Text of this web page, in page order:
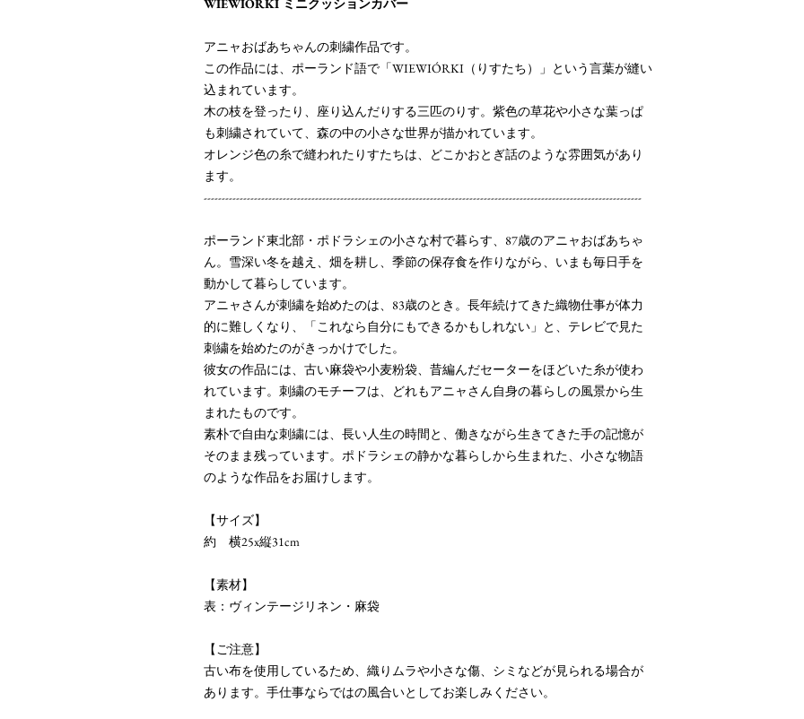
WIEWIÓRKI ミニクッションカバー
アニャおばあちゃんの刺繍作品です。
この作品には、ポーランド語で「WIEWIÓRKI（りすたち）」という言葉が縫い
込まれています。
木の枝を登ったり、座り込んだりする三匹のりす。紫色の草花や小さな葉っぱ
も刺繍されていて、森の中の小さな世界が描かれています。
オレンジ色の糸で縫われたりすたちは、どこかおとぎ話のような雰囲気があり
ます。
--------------------------------------------------------------------------------------------------------------------------
ポーランド東北部・ポドラシェの小さな村で暮らす、87歳のアニャおばあちゃ
ん。雪深い冬を越え、畑を耕し、季節の保存食を作りながら、いまも毎日手を
動かして暮らしています。
アニャさんが刺繍を始めたのは、83歳のとき。長年続けてきた織物仕事が体力
的に難しくなり、「これなら自分にもできるかもしれない」と、テレビで見た
刺繍を始めたのがきっかけでした。
彼女の作品には、古い麻袋や小麦粉袋、昔編んだセーターをほどいた糸が使わ
れています。刺繍のモチーフは、どれもアニャさん自身の暮らしの風景から生
まれたものです。
素朴で自由な刺繍には、長い人生の時間と、働きながら生きてきた手の記憶が
そのまま残っています。ポドラシェの静かな暮らしから生まれた、小さな物語
のような作品をお届けします。
【サイズ】
約 横25x縦31cm
【素材】
表：ヴィンテージリネン・麻袋
【ご注意】
古い布を使用しているため、織りムラや小さな傷、シミなどが見られる場合が
あります。手仕事ならではの風合いとしてお楽しみください。